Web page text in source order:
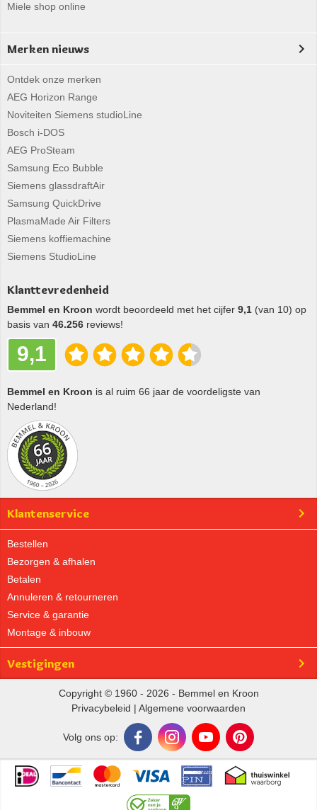
Miele shop online
Merken nieuws
Ontdek onze merken
AEG Horizon Range
Noviteiten Siemens studioLine
Bosch i-DOS
AEG ProSteam
Samsung Eco Bubble
Siemens glassdraftAir
Samsung QuickDrive
PlasmaMade Air Filters
Siemens koffiemachine
Siemens StudioLine
Klanttevredenheid
Bemmel en Kroon wordt beoordeeld met het cijfer 9,1 (van 10) op
basis van 46.256 reviews!
9,1
Bemmel en Kroon is al ruim 66 jaar de voordeligste van
Nederland!
Klantenservice
Bestellen
Bezorgen & afhalen
Betalen
Annuleren & retourneren
Service & garantie
Montage & inbouw
Vestigingen
Copyright © 1960 - 2026 - Bemmel en Kroon
Privacybeleid | Algemene voorwaarden
Volg ons op: